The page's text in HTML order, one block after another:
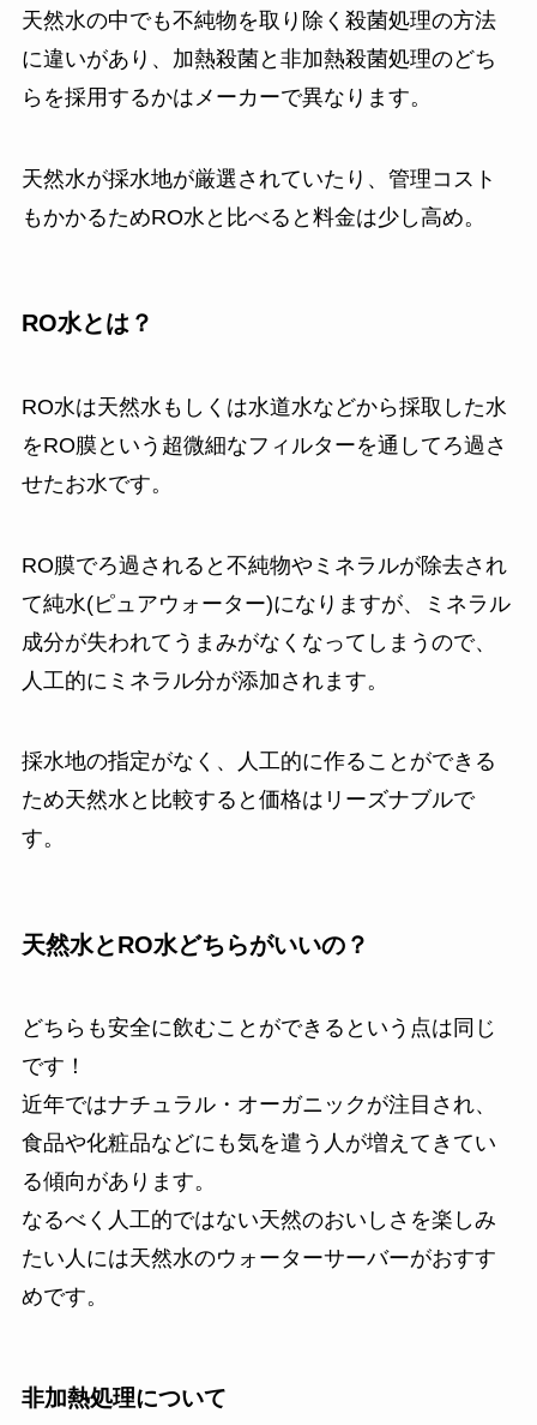
天然水の中でも不純物を取り除く殺菌処理の方法
に違いがあり、加熱殺菌と非加熱殺菌処理のどち
らを採用するかはメーカーで異なります。
天然水が採水地が厳選されていたり、管理コスト
もかかるためRO水と比べると料金は少し高め。
RO水とは？
RO水は天然水もしくは水道水などから採取した水
をRO膜という超微細なフィルターを通してろ過さ
せたお水です。
RO膜でろ過されると不純物やミネラルが除去され
て純水(ピュアウォーター)になりますが、ミネラル
成分が失われてうまみがなくなってしまうので、
人工的にミネラル分が添加されます。
採水地の指定がなく、人工的に作ることができる
ため天然水と比較すると価格はリーズナブルで
す。
天然水とRO水どちらがいいの？
どちらも安全に飲むことができるという点は同じ
です！
近年ではナチュラル・オーガニックが注目され、
食品や化粧品などにも気を遣う人が増えてきてい
る傾向があります。
なるべく人工的ではない天然のおいしさを楽しみ
たい人には天然水のウォーターサーバーがおすす
めです。
非加熱処理について